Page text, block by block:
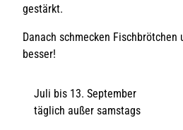
gestärkt.
Danach schmecken Fischbrötchen
besser!
Juli bis 13. September
täglich außer samstags